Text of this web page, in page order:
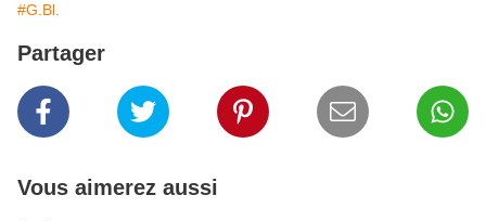
#G.Bl.
Partager
Vous aimerez aussi